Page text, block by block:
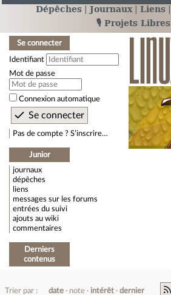
Dépêches Journaux Liens
🎙️ Projets Libres
Se connecter
Identifiant
Mot de passe
Connexion automatique
Pas de compte ? S’inscrire…
Junior
journaux
dépêches
liens
messages sur les forums
entrées du suivi
ajouts au wiki
commentaires
Derniers
contenus
Trier par : date note intérêt
dernier